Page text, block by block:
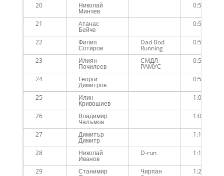
20
Николай
Минчев
0:51:54
21 Aтанас
Бейче
0:54:12
22 Филип
Сотиров
Dad Bod
Running
0:55:50
23 Илиян
Почилеев
СМДЛ
РАМУС
0:56:07
24 Георги
Димитров
0:56:43
25 Илин
Кривошиев
1:01:27
26 Владимир
Чалъмов
1:03:12
27 Димитър
Димитр
1:10:04
28 Николай
Иванов
D-run 1:16:07
29 Станимир Чирпан 1:20:03